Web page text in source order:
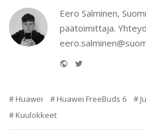
Eero Salminen,
päätoimittaja.
Website
Huawei Huawei FreeBuds 6
Kuulokkeet